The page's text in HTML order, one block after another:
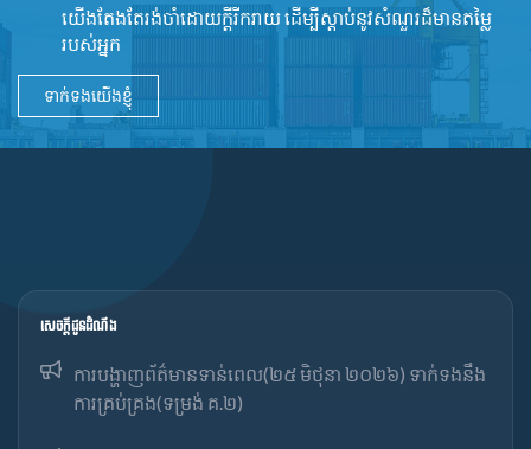
យើងតែងតែរង់ចាំដោយក្ដីរីករាយ ដើម្បីស្តាប់នូវ​សំណួរដ៏​មានតម្លៃ
របស់អ្នក
ទាក់ទងយើងខ្ញុំ
សេចក្ដីជូនដំណឹង
ការបង្ហាញព័ត៌មានទាន់ពេល(២៥ មិថុនា ២០២៦) ទាក់ទងនឹង
ការគ្រប់គ្រង(ទម្រង់ គ.២)